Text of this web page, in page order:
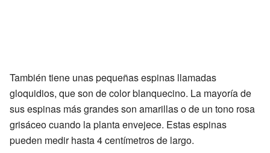
También tiene unas pequeñas espinas llamadas
gloquidios, que son de color blanquecino. La mayoría de
sus espinas más grandes son amarillas o de un tono rosa
grisáceo cuando la planta envejece. Estas espinas
pueden medir hasta 4 centímetros de largo.